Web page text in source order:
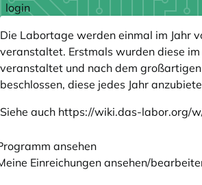
login
Die Labortage werden einmal im Jahr
veranstaltet. Erstmals wurden diese im
veranstaltet und nach dem
beschlossen, diese jedes Jahr
Siehe auch https://wiki.das-labor.org/
Einreichungen ansehen/
ansehen